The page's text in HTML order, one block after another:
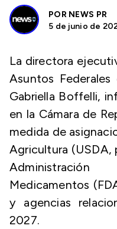
POR NEWS PR
5 de junio de
La directora
Asuntos
Gabriella Boffelli,
en la Cámara de
medida de
Agricultura (USDA,
Medicamentos
y agencias
2027.